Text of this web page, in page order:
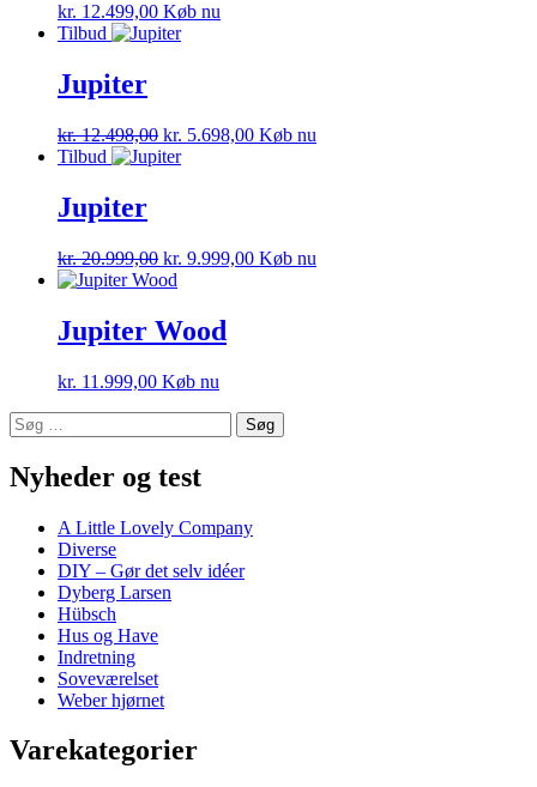
kr. 12.499,00 Køb nu
Tilbud
Jupiter
kr.12.498,00 kr. 5.698,00 Køb nu
Tilbud
Jupiter
kr.20.999,00 kr. 9.999,00 Køb nu
Jupiter Wood
kr. 11.999,00 Køb nu
Søg
efter:
Nyheder og test
A Little Lovely Company
Diverse
DIY – Gør det selv idéer
Dyberg Larsen
Hübsch
Hus og Have
Indretning
Soveværelset
Weber hjørnet
Varekategorier